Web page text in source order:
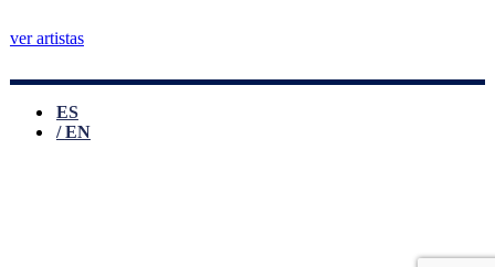
ver artistas
ES
EN